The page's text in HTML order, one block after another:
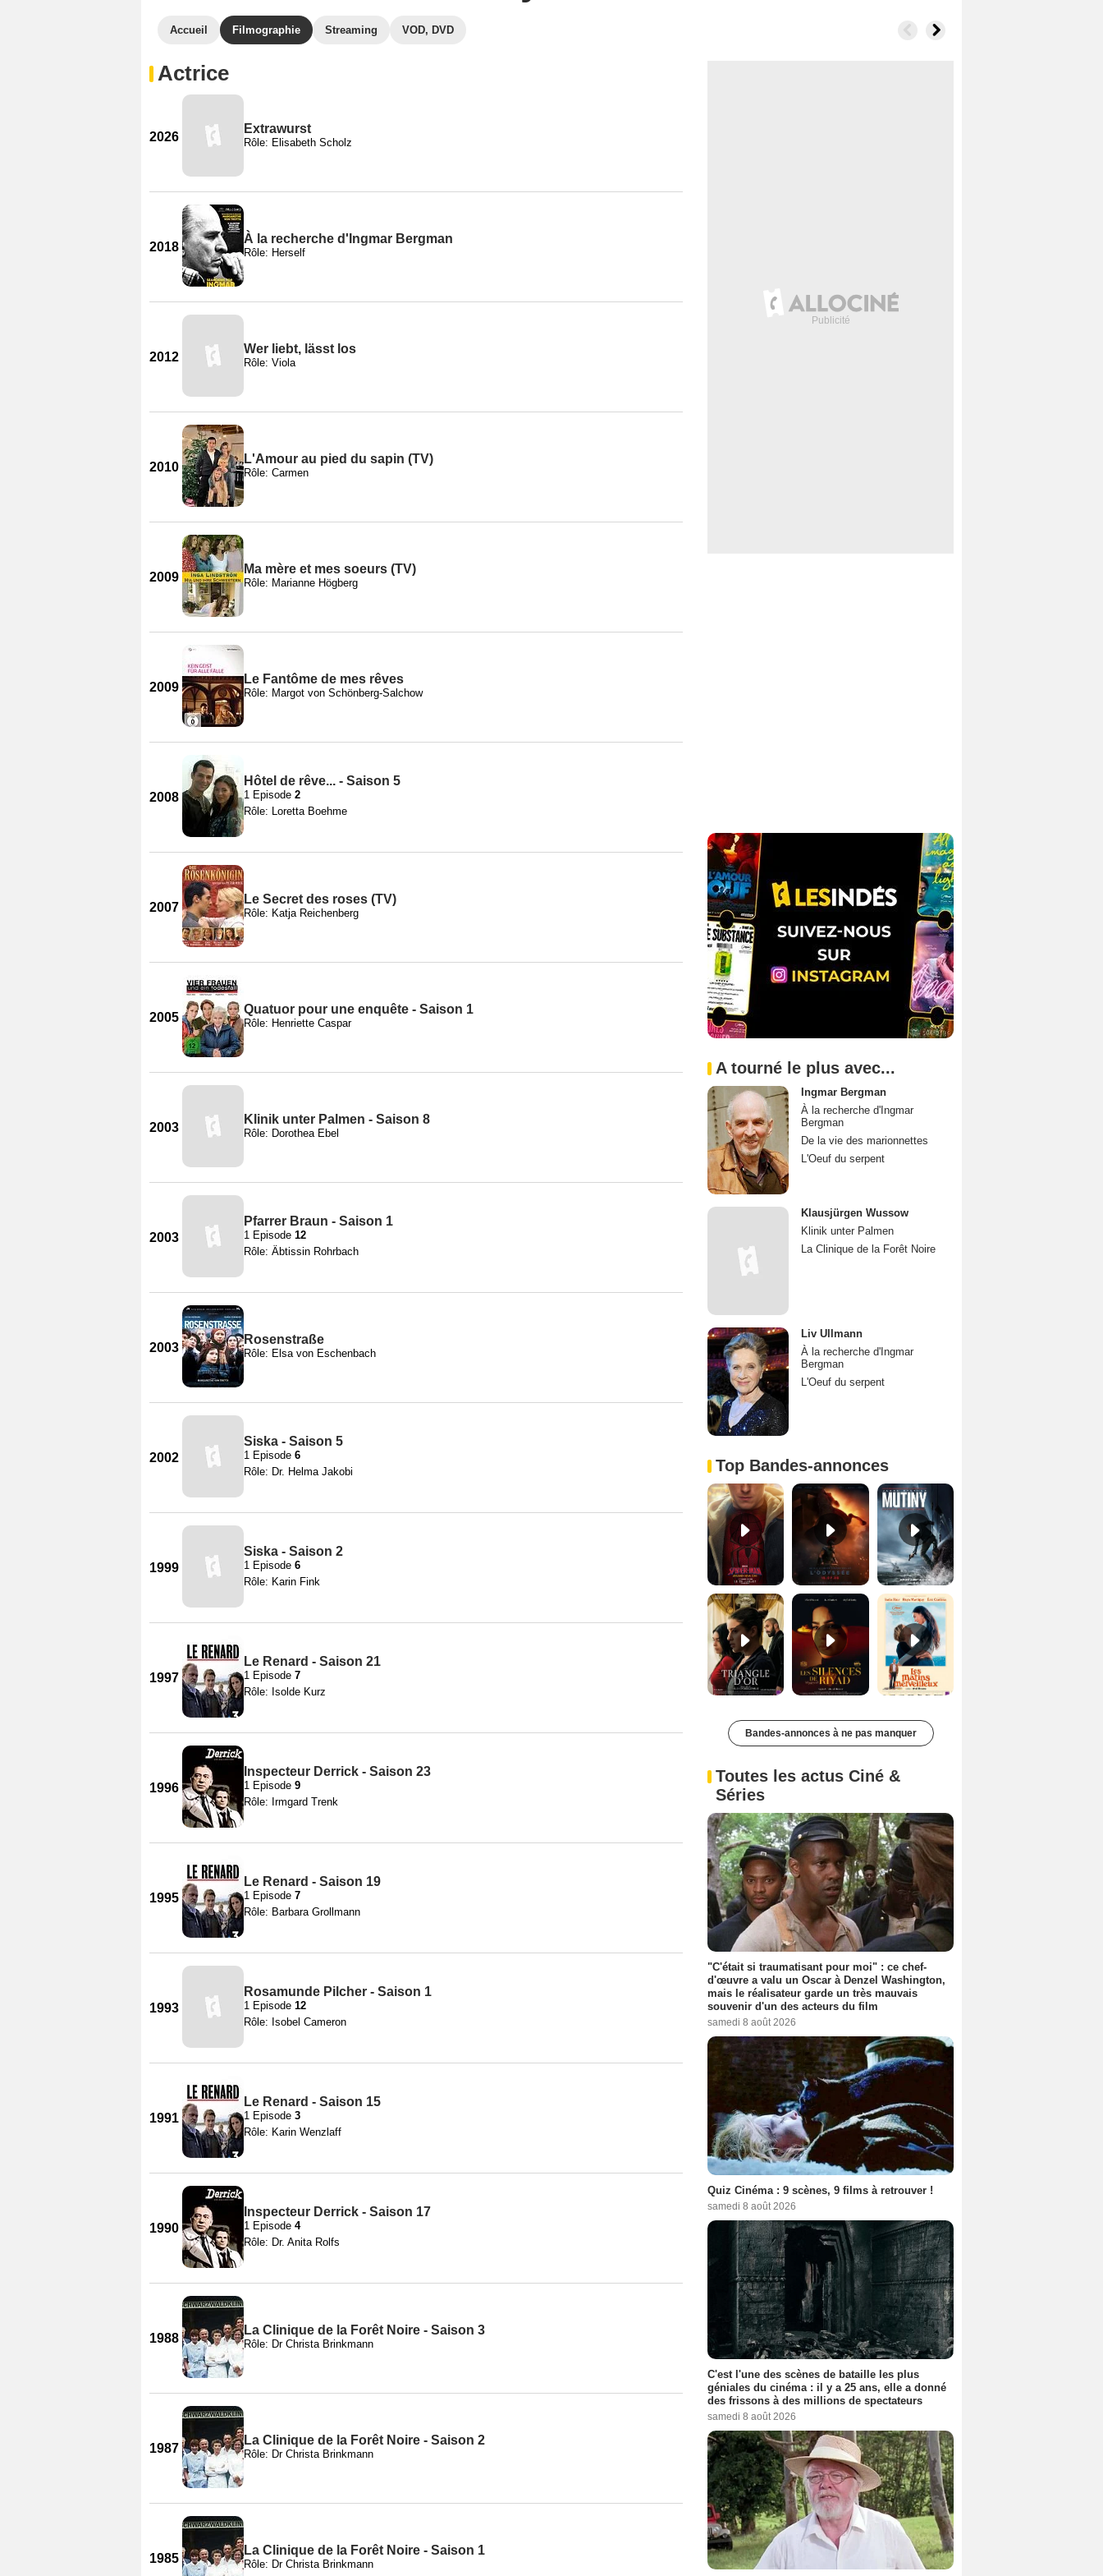
Accueil Filmographie Streaming VOD, DVD
Actrice
2026
Extrawurst
Rôle: Elisabeth Scholz
2018
À la recherche d'Ingmar Bergman
Rôle: Herself
2012
Wer liebt, lässt los
Rôle: Viola
2010
L'Amour au pied du sapin (TV)
Rôle: Carmen
2009
Ma mère et mes soeurs (TV)
Rôle: Marianne Högberg
2009
Le Fantôme de mes rêves
Rôle: Margot von Schönberg-Salchow
2008
Hôtel de rêve... - Saison 5
1 Episode 2
Rôle: Loretta Boehme
2007
Le Secret des roses (TV)
Rôle: Katja Reichenberg
2005
Quatuor pour une enquête - Saison 1
Rôle: Henriette Caspar
2003
Klinik unter Palmen - Saison 8
Rôle: Dorothea Ebel
2003
Pfarrer Braun - Saison 1
1 Episode 12
Rôle: Äbtissin Rohrbach
2003
Rosenstraße
Rôle: Elsa von Eschenbach
2002
Siska - Saison 5
1 Episode 6
Rôle: Dr. Helma Jakobi
1999
Siska - Saison 2
1 Episode 6
Rôle: Karin Fink
1997
Le Renard - Saison 21
1 Episode 7
Rôle: Isolde Kurz
1996
Inspecteur Derrick - Saison 23
1 Episode 9
Rôle: Irmgard Trenk
1995
Le Renard - Saison 19
1 Episode 7
Rôle: Barbara Grollmann
1993
Rosamunde Pilcher - Saison 1
1 Episode 12
Rôle: Isobel Cameron
1991
Le Renard - Saison 15
1 Episode 3
Rôle: Karin Wenzlaff
1990
Inspecteur Derrick - Saison 17
1 Episode 4
Rôle: Dr. Anita Rolfs
1988
La Clinique de la Forêt Noire - Saison 3
Rôle: Dr Christa Brinkmann
1987
La Clinique de la Forêt Noire - Saison 2
Rôle: Dr Christa Brinkmann
1985
La Clinique de la Forêt Noire - Saison 1
Rôle: Dr Christa Brinkmann
A tourné le plus avec...
Ingmar Bergman
À la recherche d'Ingmar
Bergman
De la vie des marionnettes
L'Oeuf du serpent
Klausjürgen Wussow
Klinik unter Palmen
La Clinique de la Forêt Noire
Liv Ullmann
À la recherche d'Ingmar
Bergman
L'Oeuf du serpent
Top Bandes-annonces
Spider-Man: Brand New Day Bande-annonce VO STFR L'Odyssée Bande-annonce VO STFR
Les Silences de Riyad Bande-annonce VO STFR Les Matins merveilleux Bande-annonce VF
Bandes-annonces à ne pas manquer
Toutes les actus Ciné &
Séries
"C'était si traumatisant pour moi" : ce chef-
d'œuvre a valu un Oscar à Denzel Washington,
mais le réalisateur garde un très mauvais
souvenir d'un des acteurs du film
samedi 8 août 2026
Quiz Cinéma : 9 scènes, 9 films à retrouver !
samedi 8 août 2026
C'est l'une des scènes de bataille les plus
géniales du cinéma : il y a 25 ans, elle a donné
des frissons à des millions de spectateurs
samedi 8 août 2026